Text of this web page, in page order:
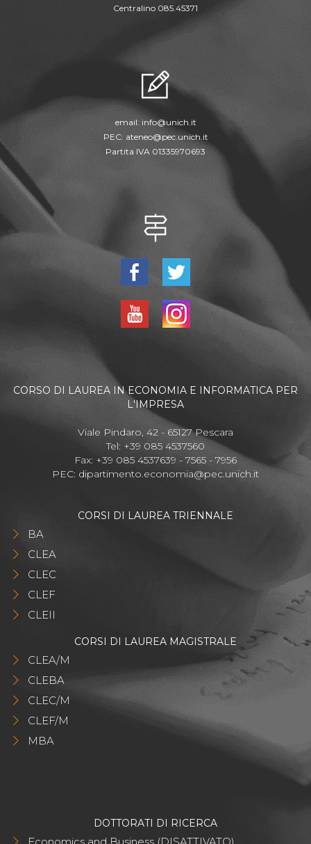
Centralino 085.45371
email: info@unich.it
PEC: ateneo@pec.unich.it
Partita IVA 01335970693
CORSO DI LAUREA IN ECONOMIA E INFORMATICA PER
L'IMPRESA
Viale Pindaro, 42 - 65127 Pescara
Tel: +39 085 4537560
Fax: +39 085 4537639 - 7565 - 7956
PEC: dipartimento.economia@pec.unich.it
CORSI DI LAUREA TRIENNALE
BA
CLEA
CLEC
CLEF
CLEII
CORSI DI LAUREA MAGISTRALE
CLEA/M
CLEBA
CLEC/M
CLEF/M
MBA
DOTTORATI DI RICERCA